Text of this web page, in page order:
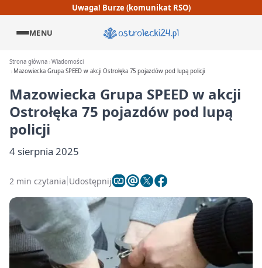
Uwaga! Burze (komunikat RSO)
MENU
Strona główna Wiadomości
Mazowiecka Grupa SPEED w akcji Ostrołęka 75 pojazdów pod lupą policji
Mazowiecka Grupa SPEED w akcji
Ostrołęka 75 pojazdów pod lupą
policji
4 sierpnia 2025
2 min czytania Udostępnij